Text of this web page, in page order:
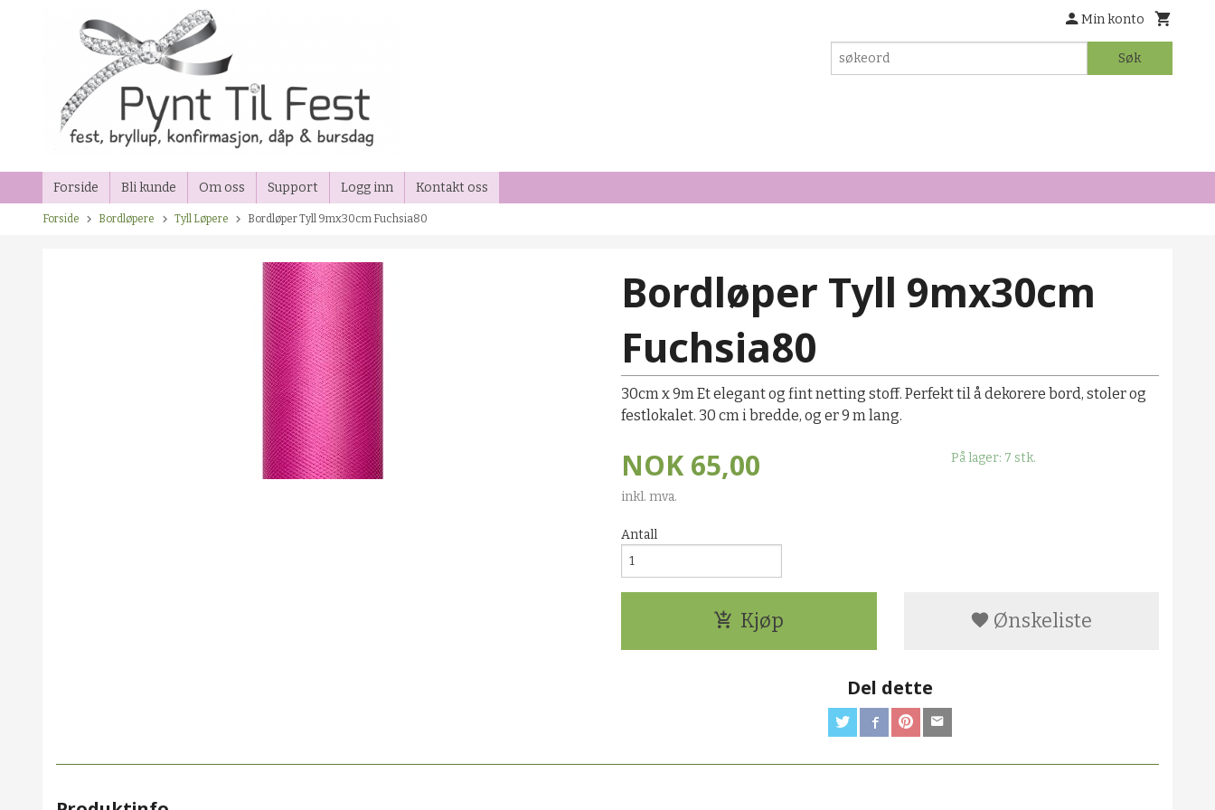
Min konto
Søk
Forside Bli kunde Om oss Support Logg inn Kontakt oss
Forside Bordløpere Tyll Løpere Bordløper Tyll 9mx30cm Fuchsia80
Bordløper Tyll 9mx30cm
Fuchsia80
30cm x 9m Et elegant og fint netting stoff. Perfekt til å dekorere bord, stoler og
festlokalet. 30 cm i bredde, og er 9 m lang.
NOK 65,00
inkl. mva.
På lager: 7 stk.
Antall
Kjøp Ønskeliste
Del dette